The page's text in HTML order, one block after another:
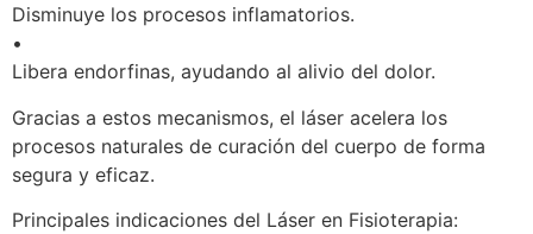
Disminuye los procesos inflamatorios.
•
Libera endorfinas, ayudando al alivio del dolor.
Gracias a estos mecanismos, el láser acelera los
procesos naturales de curación del cuerpo de forma
segura y eficaz.
Principales indicaciones del Láser en Fisioterapia: